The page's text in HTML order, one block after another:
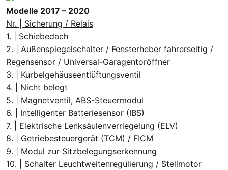
Modelle 2017 – 2020
Nr. | Sicherung / Relais
1. | Schiebedach
2. | Außenspiegelschalter / Fensterheber fahrerseitig /
Regensensor / Universal-Garagentoröffner
3. | Kurbelgehäuseentlüftungsventil
4. | Nicht belegt
5. | Magnetventil, ABS-Steuermodul
6. | Intelligenter Batteriesensor (IBS)
7. | Elektrische Lenksäulenverriegelung (ELV)
8. | Getriebesteuergerät (TCM) / FICM
9. | Modul zur Sitzbelegungserkennung
10. | Schalter Leuchtweitenregulierung / Stellmotor